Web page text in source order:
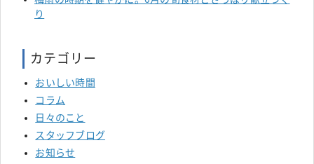
り
カテゴリー
おいしい時間
コラム
日々のこと
スタッフブログ
お知らせ